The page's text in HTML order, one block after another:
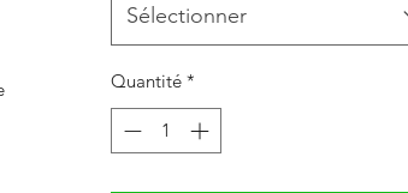
Sélectionner
Quantité *